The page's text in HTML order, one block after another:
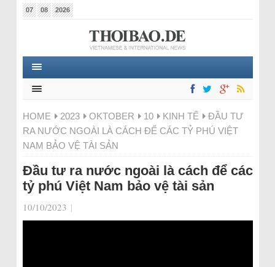
07 08 2026
HOME 2023 OKTOBER 10 KINH TẾ
ĐẦU TƯ
RA NƯỚC NGOÀI LÀ CÁCH ĐỂ CÁC TỶ PHÚ VIỆT
NAM BẢO VỆ TÀI SẢN
Đầu tư ra nước ngoài là cách để các
tỷ phú Việt Nam bảo vệ tài sản
10/10/2023 |